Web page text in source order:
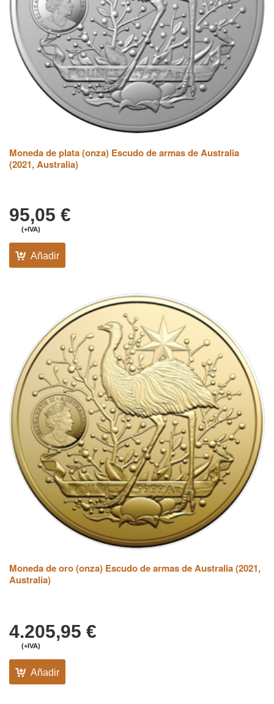
Moneda de plata (onza) Escudo de armas de Australia
(2021, Australia)
95,05 €
(+IVA)
Añadir
Moneda de oro (onza) Escudo de armas de Australia (2021,
Australia)
4.205,95 €
(+IVA)
Añadir